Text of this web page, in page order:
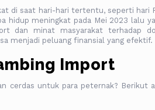
di saat hari-hari tertentu, seperti hari
meningkat pada Mei 2023 lalu
dan minat masyarakat terhadap
menjadi peluang finansial yang efektif.
Import
cerdas untuk para peternak? Berikut